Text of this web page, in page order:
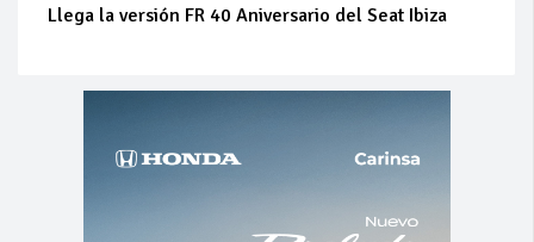
Llega la versión FR 40 Aniversario del Seat Ibiza